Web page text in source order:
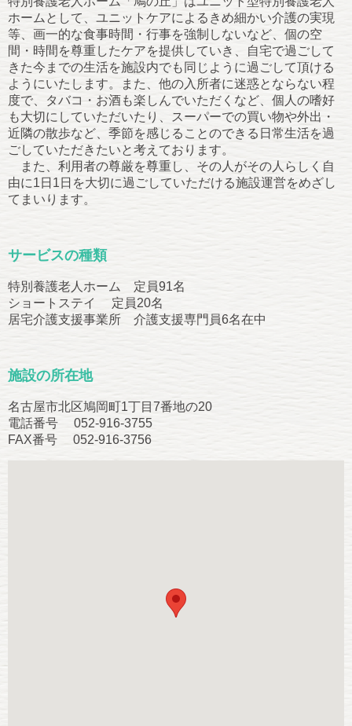
ホームとして、ユニットケアによるきめ細かい介護の実現
等、画一的な食事時間・行事を強制しないなど、個の空
間・時間を尊重したケアを提供していき、自宅で過ごして
きた今までの生活を施設内でも同じように過ごして頂ける
ようにいたします。また、他の入所者に迷惑とならない程
度で、タバコ・お酒も楽しんでいただくなど、個人の嗜好
も大切にしていただいたり、スーパーでの買い物や外出・
近隣の散歩など、季節を感じることのできる日常生活を過
ごしていただきたいと考えております。
また、利用者の尊厳を尊重し、その人がその人らしく自
由に1日1日を大切に過ごしていただける施設運営をめざし
てまいります。
サービスの種類
特別養護老人ホーム 定員91名
ショートステイ 定員20名
居宅介護支援事業所 介護支援専門員6名在中
施設の所在地
名古屋市北区鳩岡町1丁目7番地の20
電話番号 052-916-3755
FAX番号 052-916-3756